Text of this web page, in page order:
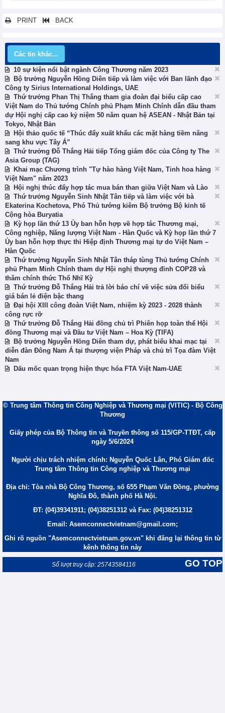
PRINT BACK
Các tin khác...
10 sự kiện nổi bật ngành Công Thương năm 2023
Bộ trưởng Nguyễn Hồng Diên tiếp và làm việc với Ban lãnh đạo
Công ty Sirius International Holdings, UAE
Thứ trưởng Phan Thị Thắng tham gia đoàn đại biểu cấp cao
Việt Nam do Thủ tướng Chính phủ Phạm Minh Chính dẫn đầu tham
dự Hội nghị cấp cao kỷ niệm 50 năm quan hệ ASEAN - Nhật Bản tại
Tokyo, Nhật Bản
Hội thảo quốc tế “Thúc đẩy xuất khẩu các mặt hàng tiềm năng
sang khu vực Tây Á”
Thứ trưởng Đỗ Thắng Hải tiếp Tổng giám đốc của Công ty The
Asia Group (TAG)
Khai mạc Chương trình "Tự hào hàng Việt Nam, Tinh hoa hàng
Việt Nam" năm 2023
Hội nghị thúc đẩy hợp tác mua bán than giữa Việt Nam và Lào
Thứ trưởng Nguyễn Sinh Nhật Tân tiếp và làm việc với bà
Ekaterina Kochetova, Phó Thủ tướng kiêm Bộ trưởng Bộ kinh tế
Cộng hòa Buryatia
Kỳ họp lần thứ 13 Ủy ban hỗn hợp về hợp tác Thương mại,
Công nghiệp, Năng lượng Việt Nam - Hàn Quốc và Kỳ họp lần thứ 7
Ủy ban hỗn hợp thực thi Hiệp định Thương mại tự do Việt Nam –
Hàn Quốc
Thứ trưởng Nguyễn Sinh Nhật Tân tháp tùng Thủ tướng Chính
phủ Phạm Minh Chính tham dự Hội nghị thượng đỉnh COP28 và
thăm chính thức Thổ Nhĩ Kỳ
Thứ trưởng Đỗ Thắng Hải trả lời báo chí về việc sửa đổi biểu
giá bán lẻ điện bậc thang
Đại hội XIII công đoàn Việt Nam, nhiệm kỳ 2023 - 2028 thành
công rực rỡ
Thứ trưởng Đỗ Thắng Hải đồng chủ trì Phiên họp toàn thể Hội
đồng Thương mại và Đầu tư Việt Nam – Hoa Kỳ (TIFA)
Bộ trưởng Nguyễn Hồng Diên tham dự, phát biểu khai mạc tại
diễn đàn Đông Nam Á tại thượng viện Pháp và chủ trì Tọa đàm Việt
Nam
Dấu mốc quan trọng hiện thực hóa FTA Việt Nam-UAE
© Trung tâm Thông tin Công Nghiệp và Thương mại (VITIC) - Bộ Công
Thương
Giấy phép của Bộ Thông tin và Truyền thông số 115/GP-TTĐT, cấp
ngày 5/6/2024
Người chịu trách nhiệm chính: Nguyễn Quốc Lân, Phó Giám đốc
Trung tâm Thông tin Công nghiệp và Thương mại
Địa chỉ: Tòa nhà Bộ Công Thương, số 655 Phạm Văn Đồng, phường
Nghĩa Đô, thành phố Hà Nội.
ĐT: (04)39341911; (04)38251312 và Fax: (04)38251312
Email: Asemconnectvietnam@gmail.com;
Ghi rõ nguồn "Asemconnectvietnam.gov.vn" khi đăng lại thông tin từ
kênh thông tin này
GO TOP
Số lượt truy cập: 25743584116